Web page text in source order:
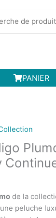
PANIER
de la
peluche